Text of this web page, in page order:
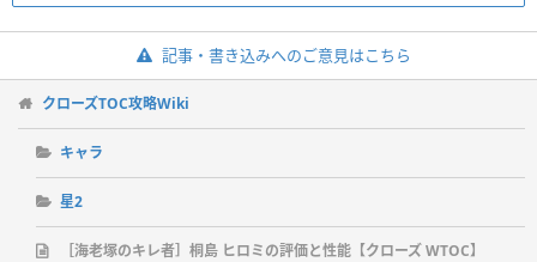
記事・書き込みへのご意見はこちら
クローズTOC攻略Wiki
キャラ
星2
［海老塚のキレ者］桐島 ヒロミの評価と性能【クローズ WTOC】